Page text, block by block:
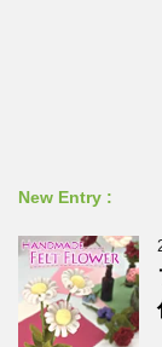
New Entry :